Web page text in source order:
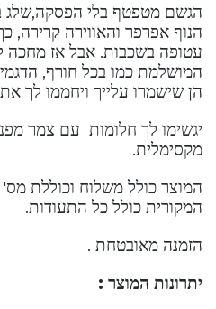
הגשם מטפטף בלי הפסקה,שלג
הנוף אפרפר והאווירה
עטופה בשכבות. אבל אז מחכה
הן שישמרו עלייך ויחממו לך
יגשימו לך חלומות עם צמר
מקסימלית.
המוצר כולל משלוח וכוללת
המקורית כולל כל התעודות.
הזמנה מאובטחת .
יתרונות המוצר :